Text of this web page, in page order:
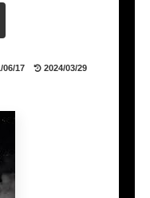
06/17 2024/03/29